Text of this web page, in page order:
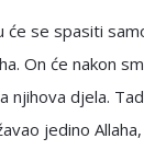
se spasiti
On će nakon
njihova djela.
jedino